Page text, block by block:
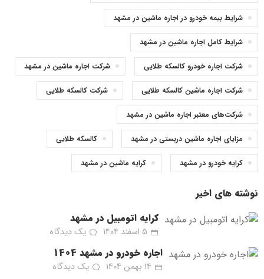
شرایط بیمه خودرو در اجاره ماشین در مشهد
شرایط کامل اجاره ماشین در مشهد
شرکت اجاره خودرو کالسکه طلایی شرکت اجاره ماشین در مشهد
شرکت اجاره ماشین کالسکه طلایی شرکت کالسکه طلایی
شرکت‌های معتبر اجاره ماشین در مشهد
مزایای اجاره ماشین دربستی در مشهد کالسکه طلایی
کرایه خودرو در مشهد کرایه ماشین در مشهد
نوشته های اخیر
کرایه اتومبیل در مشهد
5 اسفند 1404 یک دیدگاه
اجاره خودرو در مشهد 1404
14 بهمن 1404 یک دیدگاه